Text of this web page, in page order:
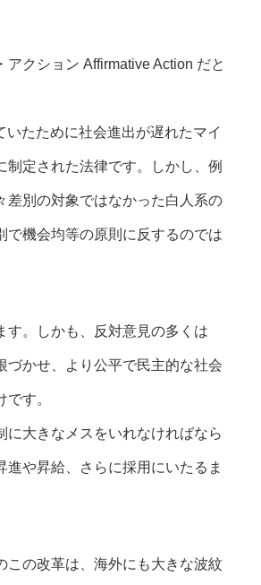
アクション Affirmative Action だと
たために社会進出が遅れたマイ
定された法律です。しかし、例
差別の対象ではなかった白人系の
で機会均等の原則に反するのでは
す。しかも、反対意見の多くは
かせ、より公平で民主的な社会
す。
大きなメスをいれなければなら
や昇給、さらに採用にいたるま
この改革は、海外にも大きな波紋